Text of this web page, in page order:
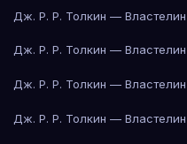
Дж. Р. Р. Толкин — Властелин
Дж. Р. Р. Толкин —
Дж. Р. Р. Толкин — Властелин
Дж. Р. Р. Толкин — Властелин